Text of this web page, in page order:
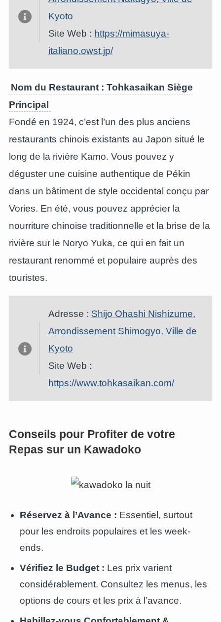
Kyoto
Site Web : https://mimasuya-
italiano.owst.jp/
Nom du Restaurant : Tohkasaikan Siège
Principal
Fondé en 1924, c’est l’un des plus anciens
restaurants chinois existants au Japon situé le
long de la rivière Kamo. Vous pouvez y
déguster une cuisine authentique de Pékin
dans un bâtiment de style occidental conçu par
Vories. En été, vous pouvez apprécier la
nourriture chinoise traditionnelle et la brise de la
rivière sur le Noryo Yuka, ce qui en fait un
restaurant renommé et populaire auprès des
touristes.
Adresse : Shijo Ohashi Nishizume,
Arrondissement Shimogyo, Ville de
Kyoto
Site Web :
https://www.tohkasaikan.com/
Conseils pour Profiter de votre
Repas sur un Kawadoko
Réservez à l’Avance : Essentiel, surtout
pour les endroits populaires et les week-
ends.
Vérifiez le Budget : Les prix varient
considérablement. Consultez les menus, les
options de cours et les prix à l’avance.